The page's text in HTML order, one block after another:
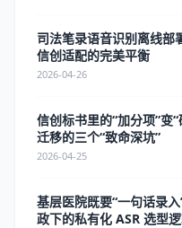
司法笔录语音识别离线部
信创适配的完美平衡
2026-04-26
信创标书里的“加分项”变
迁移的三个“致命深坑”
2026-04-25
基层医院既要“一句话录
政下的私有化 ASR 选型